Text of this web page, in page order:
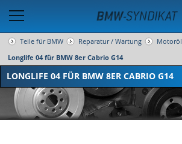
Teile für BMW Reparatur / Wartung
Motoröl
Longlife 04 für BMW 8er Cabrio G14
LONGLIFE 04 FÜR BMW 8ER CABRIO G14